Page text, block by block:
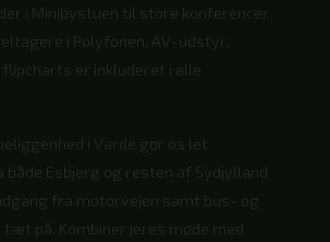
i Minibystuen til store konferencer
i Polyfonen. AV-udstyr,
flipcharts er inkluderet i alle
i Varde gør os let
Esbjerg og resten af Sydjylland
fra motorvejen samt bus- og
på. Kombiner jeres møde med